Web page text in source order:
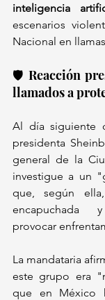
inteligencia
escenarios
Nacional en
🛡️ Reacción
llamados a
Al día siguiente
presidenta
general de la
investigue a un
que, según
encapuchada
provocar
La mandataria
este grupo era
que en México